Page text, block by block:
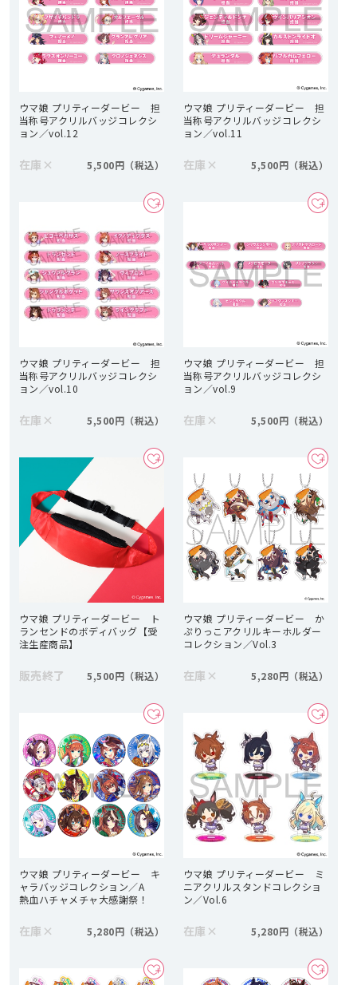
ウマ娘 プリティーダービー 担
当称号アクリルバッジコレクシ
ョン／vol.12
在庫 × 5,500円
ウマ娘 プリティーダービー 担
当称号アクリルバッジコレクシ
ョン／vol.11
在庫 × 5,500円
ウマ娘 プリティーダービー 担
当称号アクリルバッジコレクシ
ョン／vol.10
在庫 × 5,500円
ウマ娘 プリティーダービー 担
当称号アクリルバッジコレクシ
ョン／vol.9
在庫 × 5,500円
ウマ娘 プリティーダービー ト
ランセンドのボディバッグ【受
注生産商品】
販売終了 5,500円
ウマ娘 プリティーダービー か
ぷりっこアクリルキーホルダー
コレクション／Vol.3
在庫 × 5,280円
ウマ娘 プリティーダービー キ
ャラバッジコレクション／A
熱血ハチャメチャ大感謝祭！
在庫 × 5,280円
ウマ娘 プリティーダービー ミ
ニアクリルスタンドコレクショ
ン／Vol.6
在庫 × 5,280円